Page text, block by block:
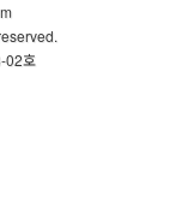
02호